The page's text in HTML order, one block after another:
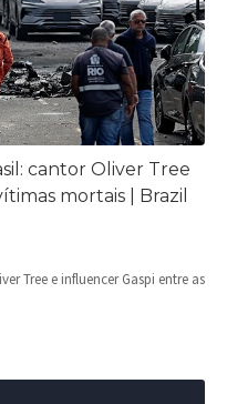
cantor Oliver Tree
mortais | Brazil
Tree e influencer Gaspi entre as